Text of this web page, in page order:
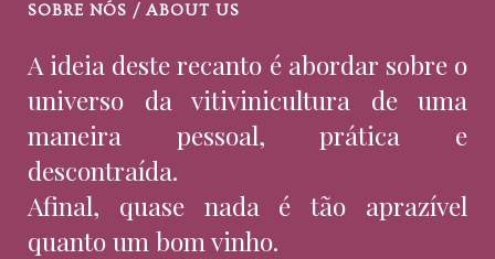
SOBRE NÓS / ABOUT US
A ideia deste recanto é abordar sobre o
universo da vitivinicultura de uma
maneira pessoal, prática e
descontraída.
Afinal, quase nada é tão aprazível
quanto um bom vinho.